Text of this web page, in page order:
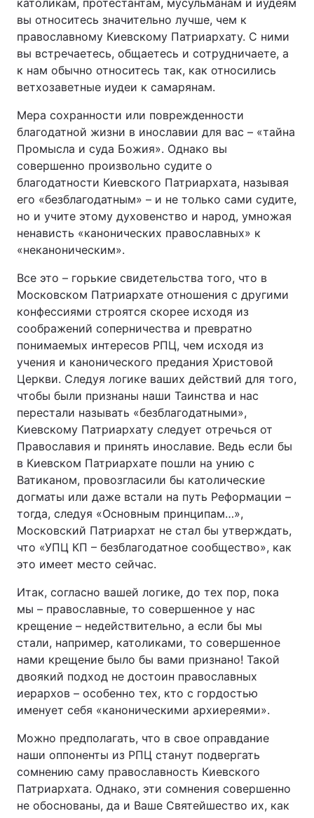
католикам, протестантам, мусульманам и иудеям
вы относитесь значительно лучше, чем к
православному Киевскому Патриархату. С ними
вы встречаетесь, общаетесь и сотрудничаете, а
к нам обычно относитесь так, как относились
ветхозаветные иудеи к самарянам.
Мера сохранности или поврежденности
благодатной жизни в инославии для вас – «тайна
Промысла и суда Божия». Однако вы
совершенно произвольно судите о
благодатности Киевского Патриархата, называя
его «безблагодатным» – и не только сами судите,
но и учите этому духовенство и народ, умножая
ненависть «канонических православных» к
«неканоническим».
Все это – горькие свидетельства того, что в
Московском Патриархате отношения с другими
конфессиями строятся скорее исходя из
соображений соперничества и превратно
понимаемых интересов РПЦ, чем исходя из
учения и канонического предания Христовой
Церкви. Следуя логике ваших действий для того,
чтобы были признаны наши Таинства и нас
перестали называть «безблагодатными»,
Киевскому Патриархату следует отречься от
Православия и принять инославие. Ведь если бы
в Киевском Патриархате пошли на унию с
Ватиканом, провозгласили бы католические
догматы или даже встали на путь Реформации –
тогда, следуя «Основным принципам…»,
Московский Патриархат не стал бы утверждать,
что «УПЦ КП – безблагодатное сообщество», как
это имеет место сейчас.
Итак, согласно вашей логике, до тех пор, пока
мы – православные, то совершенное у нас
крещение – недействительно, а если бы мы
стали, например, католиками, то совершенное
нами крещение было бы вами признано! Такой
двоякий подход не достоин православных
иерархов – особенно тех, кто с гордостью
именует себя «каноническими архиереями».
Можно предполагать, что в свое оправдание
наши оппоненты из РПЦ станут подвергать
сомнению саму православность Киевского
Патриархата. Однако, эти сомнения совершенно
не обоснованы, да и Ваше Святейшество их, как